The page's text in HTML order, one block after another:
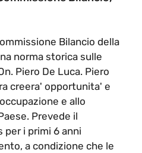
Bilancio della
norma storica sulle
Piero De Luca. Piero
creera' opportunita' e
e allo
Prevede il
i primi 6 anni
a condizione che le